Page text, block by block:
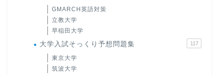
GMARCH英語対策
立教大学
早稲田大学
大学入試そっくり予想問題集 117
東京大学
筑波大学